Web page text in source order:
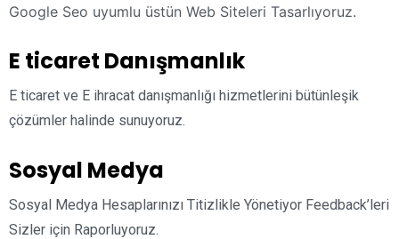
Google Seo uyumlu üstün Web Siteleri Tasarlıyoruz.
E ticaret Danışmanlık
E ticaret ve E ihracat danışmanlığı hizmetlerini bütünleşik
çözümler halinde sunuyoruz.
Sosyal Medya
Sosyal Medya Hesaplarınızı Titizlikle Yönetiyor Feedback’leri
Sizler için Raporluyoruz.